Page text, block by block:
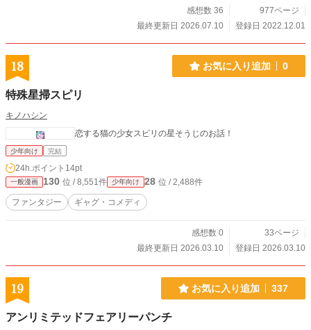
感想数 36
977ページ
最終更新日 2026.07.10
登録日 2022.12.01
18 お気に入り追加 0
特殊星掃スピリ
キノハシン
恋する猫の少女スピリの星そうじのお話！
少年向け 完結
24h.ポイント 14pt
一般漫画 130 位 / 8,551件 少年向け 28 位 / 2,488件
ファンタジー ギャグ・コメディ
感想数 0
33ページ
最終更新日 2026.03.10
登録日 2026.03.10
19 お気に入り追加 337
アンリミテッドフェアリーパンチ